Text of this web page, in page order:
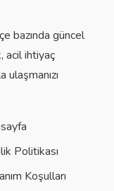
bazında güncel
acil ihtiyaç
ulaşmanızı
Politikası
Koşulları